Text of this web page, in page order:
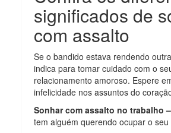
significados de
com assalto
Se o bandido estava rendendo
indica para tomar cuidado com o
relacionamento amoroso. Espere
infelicidade nos assuntos do
Sonhar com assalto no trabalho –
tem alguém querendo ocupar o seu